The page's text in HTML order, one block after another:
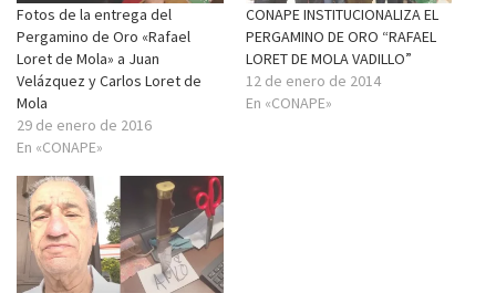
Fotos de la entrega del
Pergamino de Oro «Rafael
Loret de Mola» a Juan
Velázquez y Carlos Loret de
Mola
29 de enero de 2016
En «CONAPE»
CONAPE INSTITUCIONALIZA EL
PERGAMINO DE ORO “RAFAEL
LORET DE MOLA VADILLO”
12 de enero de 2014
En «CONAPE»